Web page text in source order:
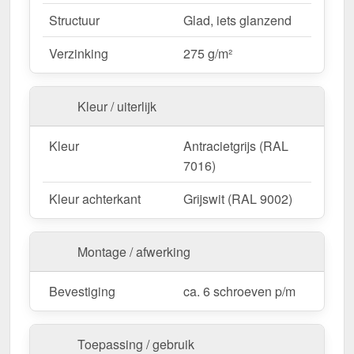
vermindert afval.
Ideaal voor de volgende toepassingen:
Afwerking van hoeken en gevels–
Bescherming en visuele afwerking voor
buitenranden.
Bekleding & afdekkingen– Gestandaardiseerd
uiterlijk voor wandsystemen.
Werkplaatsen & productiehallen– Stootvaste
bescherming voor industriële gebouwen.
Tuinhuisjes & carports– Effectieve
en metaalconstructies.
bescherming voor stallen & machinehallen.
Structuur
Glad, iets glanzend
Verzinking
275 g/m²
Kleur / uiterlijk
Kleur
Antracietgrijs (RAL
7016)
Kleur achterkant
Grijswit (RAL 9002)
Montage / afwerking
Bevestiging ca. 6 schroeven p/m
Toepassing / gebruik